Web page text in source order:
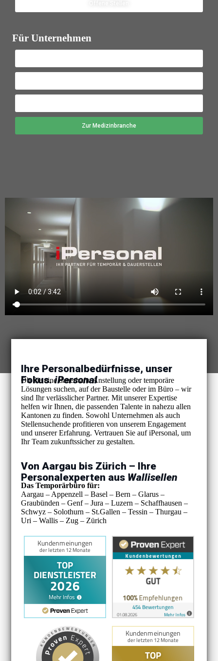
Für Unternehmen
Zur Medizinbranche
Ihre Personalbedürfnisse, unser
Fokus.iPersonal
Ob Sie eine dauerhafte Anstellung oder temporäre
Lösungen suchen, auf der Baustelle oder im Büro – wir
sind Ihr verlässlicher Partner. Mit unserer Expertise
helfen wir Ihnen, die passenden Talente in nahezu allen
Kantonen zu finden. Sowohl Unternehmen als auch
Stellensuchende profitieren von unserem Engagement
und unserer Erfahrung. Vertrauen Sie auf iPersonal, um
Ihr Team zukunftssicher zu gestalten.
Von Aargau bis Zürich – Ihre
Personalexperten aus Wallisellen
Das Temporärbüro für:
Aargau – Appenzell – Basel – Bern – Glarus –
Graubünden – Genf – Jura – Luzern – Schaffhausen –
Schwyz – Solothurn – St.Gallen – Tessin – Thurgau –
Uri – Wallis – Zug – Zürich